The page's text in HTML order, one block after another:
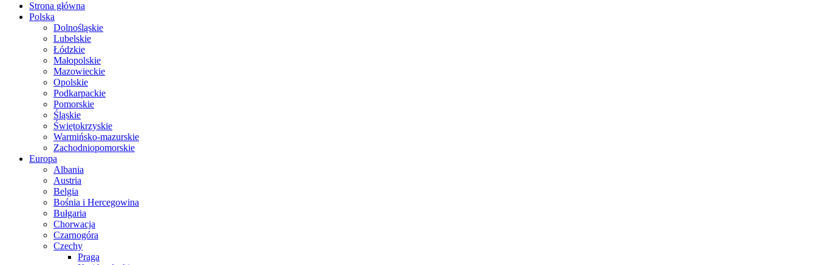
Strona główna
Polska
Dolnośląskie
Lubelskie
Łódzkie
Małopolskie
Mazowieckie
Opolskie
Podkarpackie
Pomorskie
Śląskie
Świętokrzyskie
Warmińsko-mazurskie
Zachodniopomorskie
Europa
Albania
Austria
Belgia
Bośnia i Hercegowina
Bułgaria
Chorwacja
Czarnogóra
Czechy
Praga